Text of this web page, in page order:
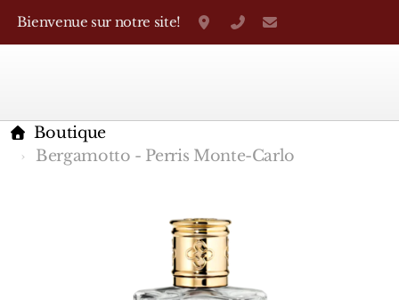
Bienvenue sur notre site! Grand-Rue 38, Genève
+41 22 310 38 75
Boutique
Bergamotto - Perris Monte-Carlo